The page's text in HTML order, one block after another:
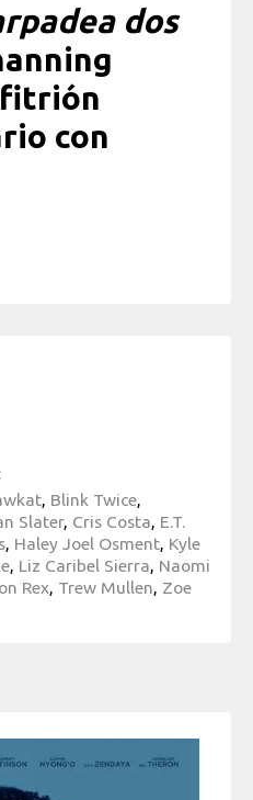
dos
con
, Blink Twice,
Slater, Cris Costa, E.T.
, Haley Joel Osment, Kyle
, Liz Caribel Sierra, Naomi
Rex, Trew Mullen, Zoe